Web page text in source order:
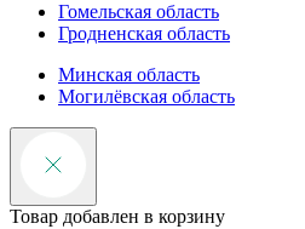
Гомельская область
Гродненская область
Минская область
Могилёвская область
Товар добавлен в корзину